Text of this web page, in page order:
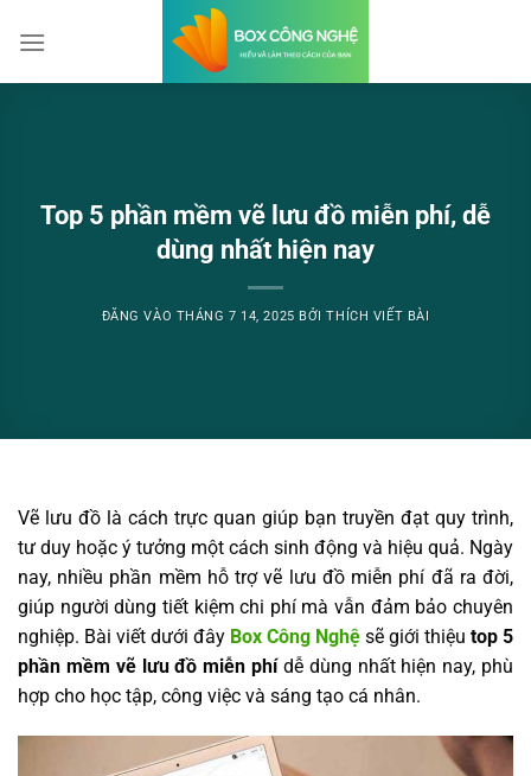
qua
Top 5 phần mềm vẽ lưu đồ miễn phí, dễ
dùng nhất hiện nay
ĐĂNG VÀO THÁNG 7 14, 2025 BỞITHÍCH VIẾT BÀI
Vẽ lưu đồ là cách trực quan giúp bạn truyền đạt quy trình,
tư duy hoặc ý tưởng một cách sinh động và hiệu quả. Ngày
nay, nhiều phần mềm hỗ trợ vẽ lưu đồ miễn phí đã ra đời,
giúp người dùng tiết kiệm chi phí mà vẫn đảm bảo chuyên
nghiệp. Bài viết dưới đây Box Công Nghệ sẽ giới thiệu top 5
phần mềm vẽ lưu đồ miễn phídễ dùng nhất hiện nay, phù
hợp cho học tập, công việc và sáng tạo cá nhân.